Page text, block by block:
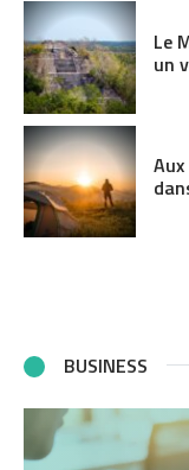
Le
un
BUSINESS